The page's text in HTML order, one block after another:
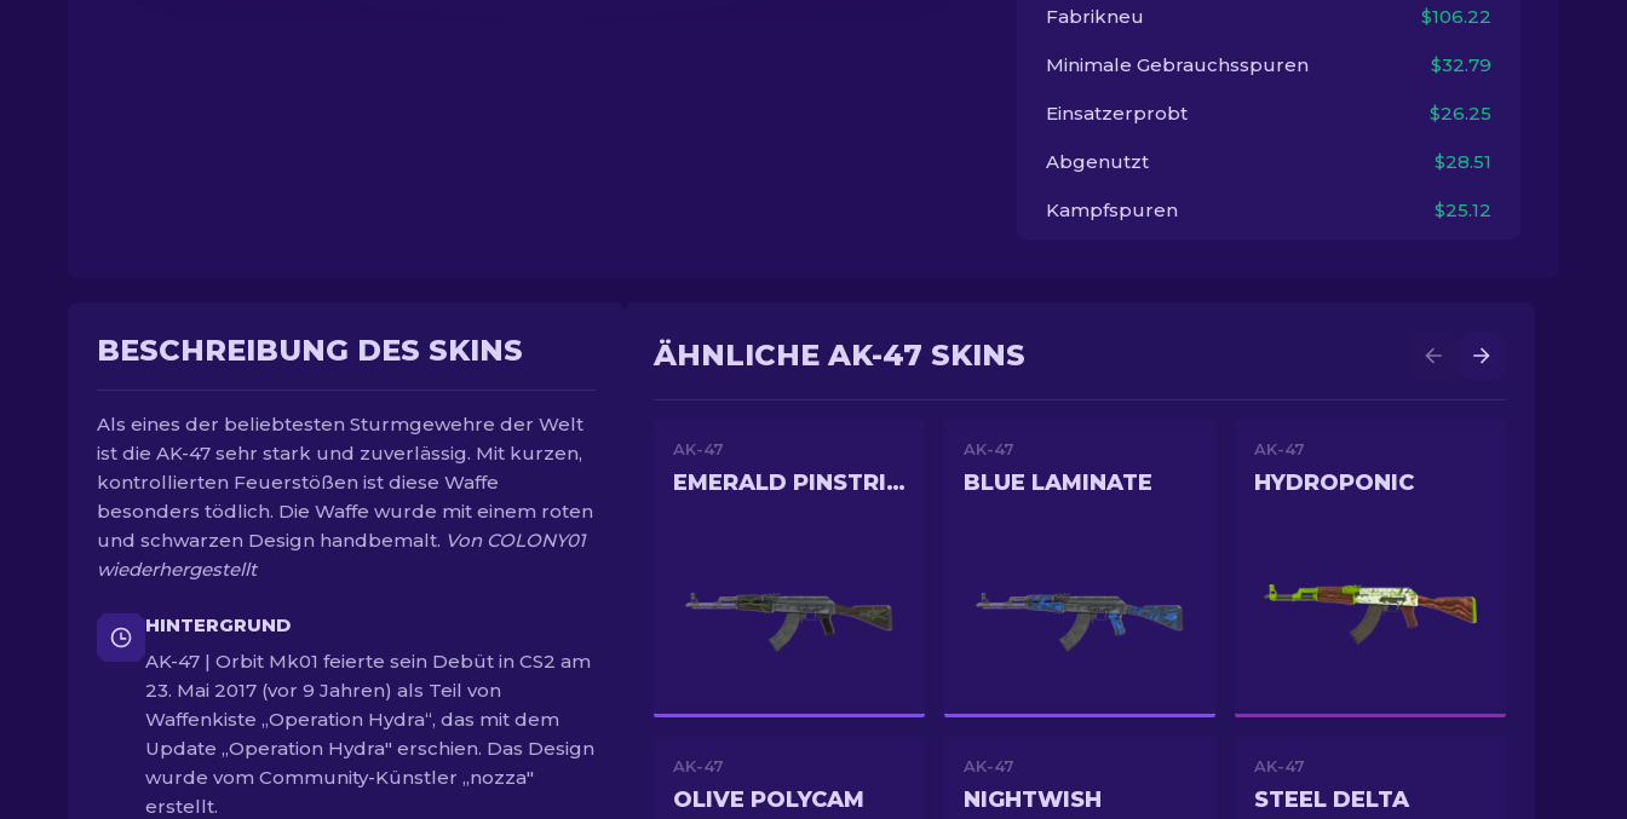
Fabrikneu $106.22
Minimale Gebrauchsspuren $32.79
Einsatzerprobt $26.25
Abgenutzt $28.51
Kampfspuren $25.12
BESCHREIBUNG DES SKINS
Als eines der beliebtesten Sturmgewehre der Welt
ist die AK-47 sehr stark und zuverlässig. Mit kurzen,
kontrollierten Feuerstößen ist diese Waffe
besonders tödlich. Die Waffe wurde mit einem roten
und schwarzen Design handbemalt. Von COLONY01
wiederhergestellt
HINTERGRUND
AK-47 | Orbit Mk01 feierte sein Debüt in CS2 am
23. Mai 2017 (vor 9 Jahren) als Teil von
Waffenkiste „Operation Hydra“, das mit dem
Update „Operation Hydra" erschien. Das Design
wurde vom Community-Künstler „nozza"
erstellt.
ÄHNLICHE AK-47 SKINS
AK-47
EMERALD PINSTRIPE
AK-47
BLUE LAMINATE
AK-47
HYDROPONIC
AK-47
OLIVE POLYCAM
AK-47
NIGHTWISH
AK-47
STEEL DELTA